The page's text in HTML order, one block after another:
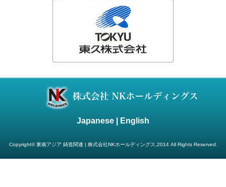
Japanese | English
Copyright© 東南アジア 鋳造関連 | 株式会社NKホールディングス,2014 All Rights Reserved.